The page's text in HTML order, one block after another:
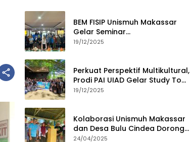
BEM FISIP Unismuh Makassar
Gelar Seminar
Keperempuanan, Bahas
19/12/2025
Perkuat Perspektif Multikultural,
Prodi PAI UIAD Gelar Study Tour
ke Kajang
19/12/2025
Kolaborasi Unismuh Makassar
dan Desa Bulu Cindea Dorong
Sentra Garam Industri
24/04/2025